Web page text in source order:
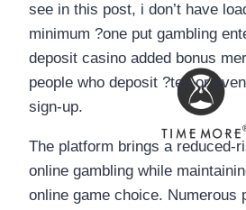
see in this post, i don’t have
minimum ?one put gambling
deposit casino added bonus
people who deposit ?ten or
sign-up.
The platform brings a reduced-
online gambling while
online game choice. Numerous